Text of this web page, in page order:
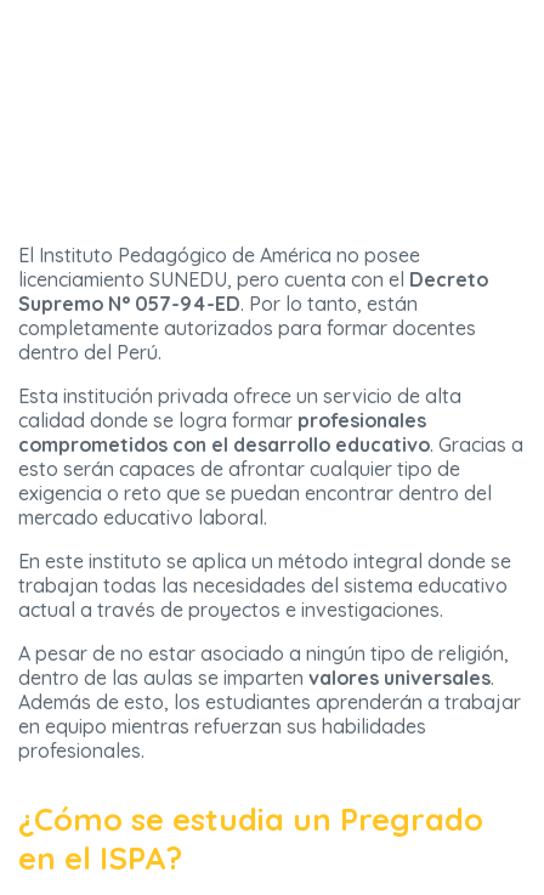
El Instituto Pedagógico de América no posee
licenciamiento SUNEDU, pero cuenta con el Decreto
Supremo N° 057-94-ED. Por lo tanto, están
completamente autorizados para formar docentes
dentro del Perú.
Esta institución privada ofrece un servicio de alta
calidad donde se logra formar profesionales
comprometidos con el desarrollo educativo. Gracias a
esto serán capaces de afrontar cualquier tipo de
exigencia o reto que se puedan encontrar dentro del
mercado educativo laboral.
En este instituto se aplica un método integral donde se
trabajan todas las necesidades del sistema educativo
actual a través de proyectos e investigaciones.
A pesar de no estar asociado a ningún tipo de religión,
dentro de las aulas se imparten valores universales.
Además de esto, los estudiantes aprenderán a trabajar
en equipo mientras refuerzan sus habilidades
profesionales.
¿Cómo se estudia un Pregrado
en el ISPA?